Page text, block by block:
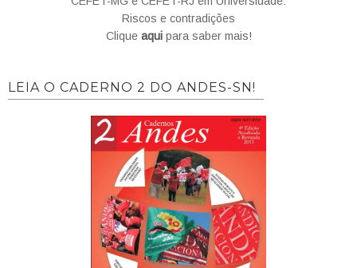
Riscos e contradições
Clique aquipara saber mais!
LEIA O CADERNO 2 DO ANDES-SN!